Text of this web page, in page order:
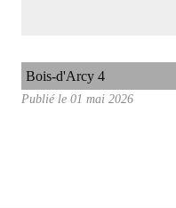
Bois-d'Arcy 4
Publié le 01 mai 2026